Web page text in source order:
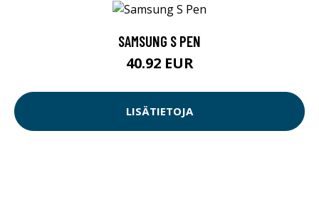
SAMSUNG S PEN
40.92 EUR
LISÄTIETOJA